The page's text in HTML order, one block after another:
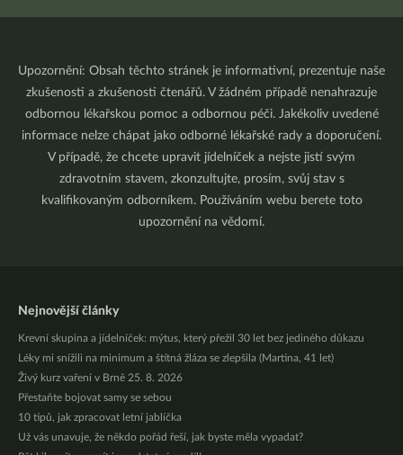
Upozornění: Obsah těchto stránek je informativní, prezentuje naše
zkušenosti a zkušenosti čtenářů. V žádném případě nenahrazuje
odbornou lékařskou pomoc a odbornou péči. Jakékoliv uvedené
informace nelze chápat jako odborné lékařské rady a doporučení.
V případě, že chcete upravit jídelníček a nejste jistí svým
zdravotním stavem, zkonzultujte, prosím, svůj stav s
kvalifikovaným odborníkem. Používáním webu berete toto
upozornění na vědomí.
Nejnovější články
Krevní skupina a jídelníček: mýtus, který přežil 30 let bez jediného důkazu
Léky mi snížili na minimum a štítná žláza se zlepšila (Martina, 41 let)
Živý kurz vaření v Brně 25. 8. 2026
Přestaňte bojovat samy se sebou
10 tipů, jak zpracovat letní jablíčka
Už vás unavuje, že někdo pořád řeší, jak byste měla vypadat?